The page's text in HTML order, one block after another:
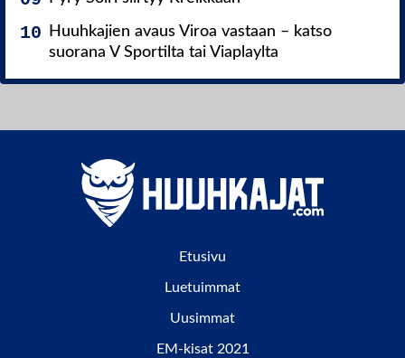
Huuhkajien avaus Viroa vastaan – katso
suorana V Sportilta tai Viaplaylta
Etusivu
Luetuimmat
Uusimmat
EM-kisat 2021